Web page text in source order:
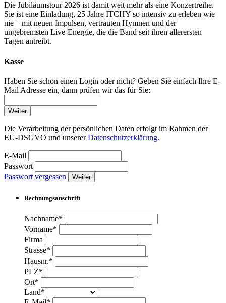
Die Jubiläumstour 2026 ist damit weit mehr als eine Konzertreihe.
Sie ist eine Einladung, 25 Jahre ITCHY so intensiv zu erleben wie
nie – mit neuen Impulsen, vertrauten Hymnen und der
ungebremsten Live-Energie, die die Band seit ihren allerersten
Tagen antreibt.
Kasse
Haben Sie schon einen Login oder nicht? Geben Sie einfach Ihre E-
Mail Adresse ein, dann prüfen wir das für Sie:
Weiter
Die Verarbeitung der persönlichen Daten erfolgt im Rahmen der
EU-DSGVO und unsererDatenschutzerklärung.
E-Mail
Passwort
Passwort vergessen
Weiter
Rechnungsanschrift
Nachname*
Vorname*
Firma
Strasse*
Hausnr.*
PLZ*
Ort*
Land*